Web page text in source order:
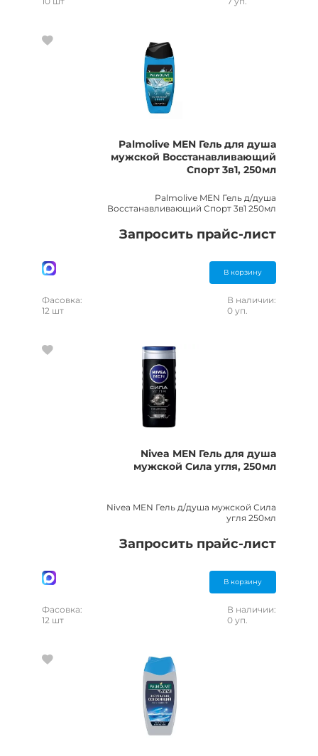
Palmolive MEN Гель для душа
мужской Восстанавливающий
Спорт 3в1, 250мл
Palmolive MEN Гель д/душа
Восстанавливающий Спорт 3в1 250мл
Запросить прайс-лист
В корзину
Фасовка:
12 шт
В наличии:
0 уп.
Nivea MEN Гель для душа
мужской Сила угля, 250мл
Nivea MEN Гель д/душа мужской Сила
угля 250мл
Запросить прайс-лист
В корзину
Фасовка:
12 шт
В наличии:
0 уп.